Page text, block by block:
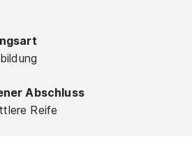
Abschluss
Reife